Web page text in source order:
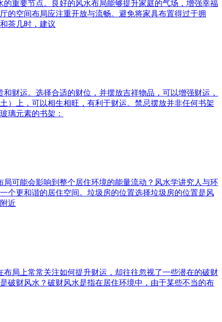
重要节点。良好的风水布局能够提升家庭的气场，增强幸福
的空间布局应注重开放与流畅。避免将家具布置得过于拥
茶几时，建议
财运。选择合适的财位，并摆放吉祥物品，可以增强财运，
）上，可以相生相旺，有利于财运。禁忌摆放并非任何书架
璃元素的书架：
可能会影响到整个居住环境的能量流动？风水学讲究人与环
个更和谐的居住空间。垃圾房的位置选择垃圾房的位置是风
近
局上常常关注如何提升财运，却往往忽视了一些潜在的破财
破财风水？破财风水是指在居住环境中，由于某些不当的布